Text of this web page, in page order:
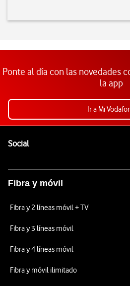
Ponte al día con las novedades
la app
Ir a Mi
SocialEnlaces a las redes sociales
Fibra y móvil
Fibra y 2 líneas móvil + TV
Fibra y 3 líneas móvil
Fibra y 4 líneas móvil
Fibra y móvil ilimitado